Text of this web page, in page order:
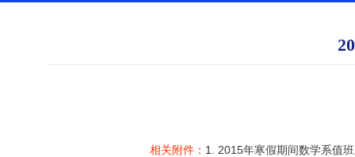
相关附件： 1. 2015年寒假期间数学系值